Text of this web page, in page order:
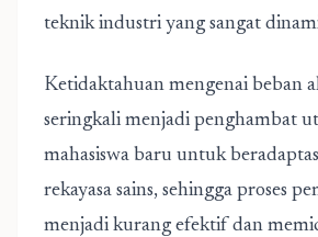
teknik industri yang sangat
Ketidaktahuan mengenai beban
seringkali menjadi penghambat
mahasiswa baru untuk
rekayasa sains, sehingga proses
menjadi kurang efektif dan